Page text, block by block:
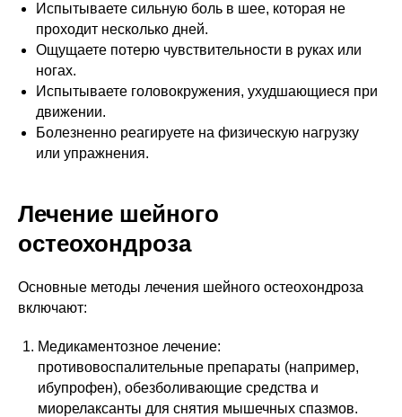
Испытываете сильную боль в шее, которая не
проходит несколько дней.
Ощущаете потерю чувствительности в руках или
ногах.
Испытываете головокружения, ухудшающиеся при
движении.
Болезненно реагируете на физическую нагрузку
или упражнения.
Лечение шейного
остеохондроза
Основные методы лечения шейного остеохондроза
включают:
Медикаментозное лечение:
противовоспалительные препараты (например,
ибупрофен), обезболивающие средства и
миорелаксанты для снятия мышечных спазмов.